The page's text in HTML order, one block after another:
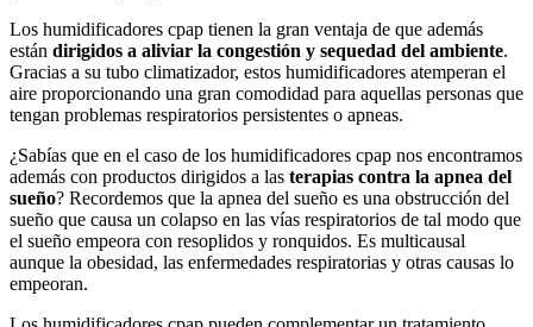
Los humidificadores cpap tienen la gran ventaja de que además
están dirigidos a aliviar la congestión y sequedad del ambiente.
Gracias a su tubo climatizador, estos humidificadores atemperan el
aire proporcionando una gran comodidad para aquellas personas que
tengan problemas respiratorios persistentes o apneas.
¿Sabías que en el caso de los humidificadores cpap nos encontramos
además con productos dirigidos a las terapias contra la apnea del
sueño? Recordemos que la apnea del sueño es una obstrucción del
sueño que causa un colapso en las vías respiratorios de tal modo que
el sueño empeora con resoplidos y ronquidos. Es multicausal
aunque la obesidad, las enfermedades respiratorias y otras causas lo
empeoran.